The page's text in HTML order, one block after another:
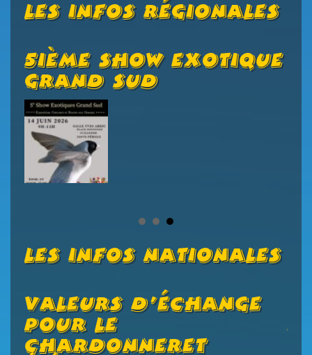
Les Infos Régionales
5ième Show Exotique
Grand Sud
Les Infos Nationales
Valeurs D’échange
Pour Le
Chardonneret